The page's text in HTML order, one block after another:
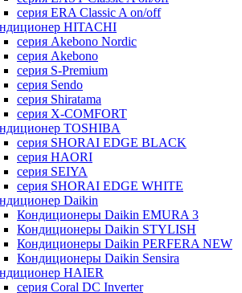
серия ERA Classic A on/off
HITACHI
cерия Akebono Nordic
серия Akebono
серия S-Premium
серия Sendo
серия Shiratama
серия X-COMFORT
TOSHIBA
серия SHORAI EDGE BLACK
серия HAORI
серия SEIYA
серия SHORAI EDGE WHITE
Daikin
Кондиционеры Daikin EMURA 3
Кондиционеры Daikin STYLISH
Кондиционеры Daikin PERFERA NEW
Кондиционеры Daikin Sensira
HAIER
серия Coral DC Inverter